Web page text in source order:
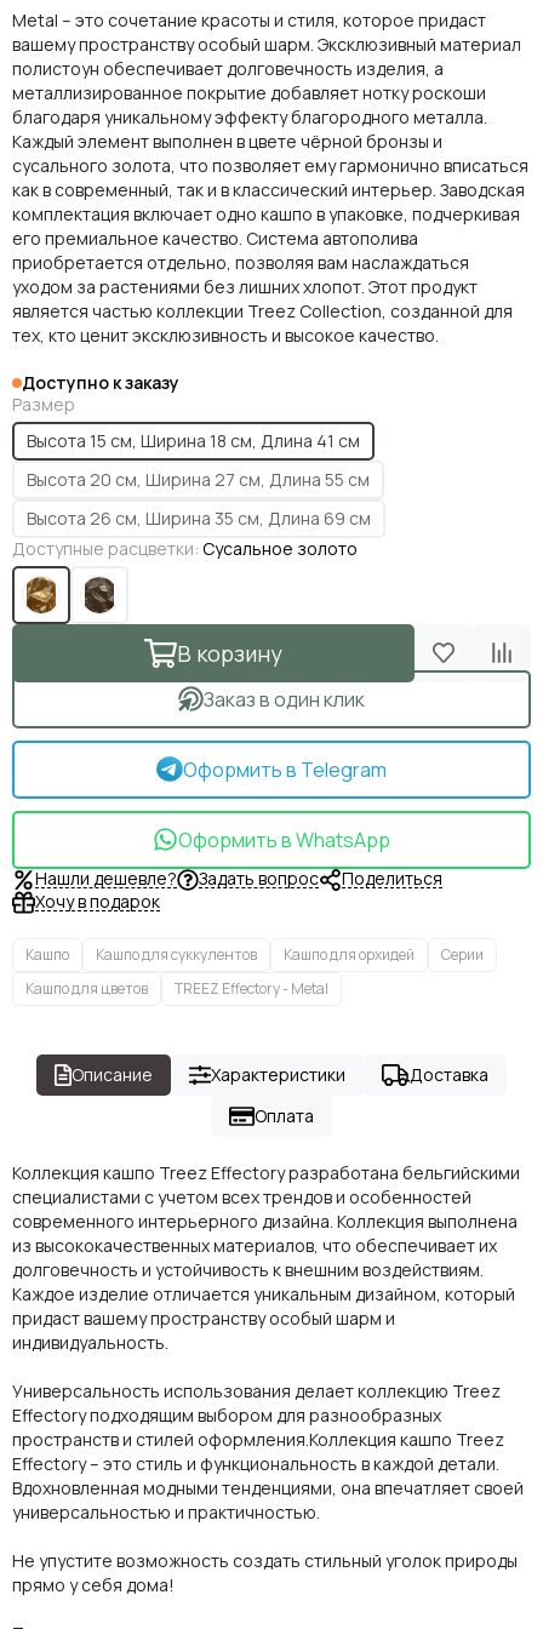
Metal – это сочетание красоты и стиля, которое придаст
вашему пространству особый шарм. Эксклюзивный материал
полистоун обеспечивает долговечность изделия, а
металлизированное покрытие добавляет нотку роскоши
благодаря уникальному эффекту благородного металла.
Каждый элемент выполнен в цвете чёрной бронзы и
сусального золота, что позволяет ему гармонично вписаться
как в современный, так и в классический интерьер. Заводская
комплектация включает одно кашпо в упаковке, подчеркивая
его премиальное качество. Система автополива
приобретается отдельно, позволяя вам наслаждаться
уходом за растениями без лишних хлопот. Этот продукт
является частью коллекции Treez Collection, созданной для
тех, кто ценит эксклюзивность и высокое качество.
Доступно к заказу
Размер
Высота 15 см, Ширина 18 см, Длина 41 см
Высота 20 см, Ширина 27 см, Длина 55 см
Высота 26 см, Ширина 35 см, Длина 69 см
Доступные расцветки: Сусальное золото
В корзину
Заказ в один клик
Оформить в Telegram
Оформить в WhatsApp
Нашли дешевле? Задать вопрос
Поделиться
Хочу в подарок
Кашпо Кашпо для суккулентов Кашпо для орхидей
Серии
Кашпо для цветов
TREEZ Effectory - Metal
Описание Характеристики
Доставка
Оплата
Коллекция кашпо Treez Effectory разработана бельгийскими
специалистами с учетом всех трендов и особенностей
современного интерьерного дизайна. Коллекция выполнена
из высококачественных материалов, что обеспечивает их
долговечность и устойчивость к внешним воздействиям.
Каждое изделие отличается уникальным дизайном, который
придаст вашему пространству особый шарм и
индивидуальность.
Универсальность использования делает коллекцию Treez
Effectory подходящим выбором для разнообразных
пространств и стилей оформления.Коллекция кашпо Treez
Effectory – это стиль и функциональность в каждой детали.
Вдохновленная модными тенденциями, она впечатляет своей
универсальностью и практичностью.
Не упустите возможность создать стильный уголок природы
прямо у себя дома!